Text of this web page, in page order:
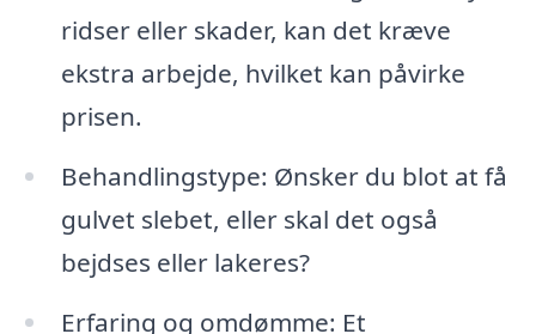
ridser eller skader, kan det kræve
ekstra arbejde, hvilket kan påvirke
prisen.
Behandlingstype: Ønsker du blot at få
gulvet slebet, eller skal det også
bejdses eller lakeres?
Erfaring og omdømme: Et